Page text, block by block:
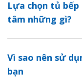
Lựa chọn tủ
tâm những gì?
Vì sao nên sử
bạn